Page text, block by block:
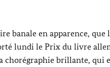
banale en apparence,
lundi le Prix du livre
chorégraphie brillante, qui